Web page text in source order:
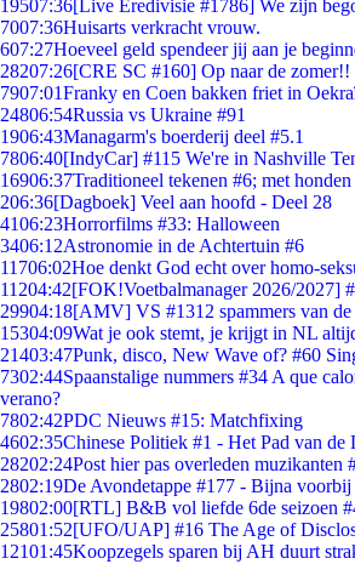
19507:36[Live Eredivisie #1786] We zijn
7007:36Huisarts verkracht vrouw.
607:27Hoeveel geld spendeer jij aan je
28207:26[CRE SC #160] Op naar de zomer!!
7907:01Franky en Coen bakken friet in
24806:54Russia vs Ukraine #91
1906:43Managarm's boerderij deel #5.1
7806:40[IndyCar] #115 We're in Nashville
16906:37Traditioneel tekenen #6; met honden
206:36[Dagboek] Veel aan hoofd - Deel 28
4106:23Horrorfilms #33: Halloween
3406:12Astronomie in de Achtertuin #6
11706:02Hoe denkt God echt over homo-
11204:42[FOK!Voetbalmanager 2026/2027]
29904:18[AMV] VS #1312 spammers van de
15304:09Wat je ook stemt, je krijgt in NL
21403:47Punk, disco, New Wave of? #60
7302:44Spaanstalige nummers #34 A que
verano?
7802:42PDC Nieuws #15: Matchfixing
4602:35Chinese Politiek #1 - Het Pad van de
28202:24Post hier pas overleden muzikanten
2802:19De Avondetappe #177 - Bijna voorbij
19802:00[RTL] B&B vol liefde 6de seizoen
25801:52[UFO/UAP] #16 The Age of
12101:45Koopzegels sparen bij AH duurt